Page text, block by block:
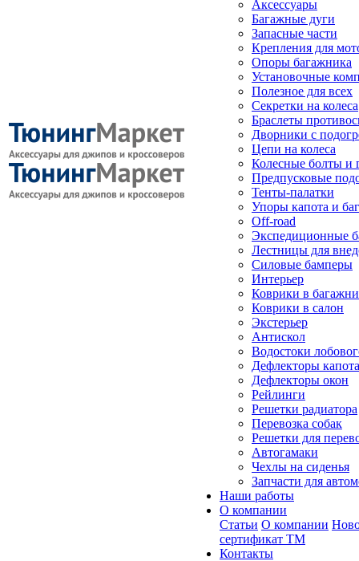
Аксессуары
Багажные дуги
Запасные части
Крепления для
Опоры багажника
Установочные
Полезное для всех
Секретки на колеса
Браслеты
Дворники с
Цепи на колеса
Колесные болты и
Предпусковые
Тенты-палатки
Упоры капота и
Off-road
Экспедиционные
Лестницы для
Силовые бамперы
Интерьер
Коврики в
Коврики в салон
Экстерьер
Антискол
Водостоки
Дефлекторы капота
Дефлекторы окон
Рейлинги
Решетки радиатора
Перевозка собак
Решетки для
Автогамаки
Чехлы на сиденья
Запчасти для
Наши работы
О компании
Статьи О компании
сертификат ТМ
Контакты